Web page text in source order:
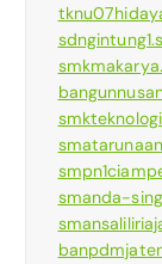
smanda-